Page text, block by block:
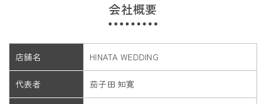
会社概要
店舗名 HINATA WEDDING
代表者 茄子田 知寛